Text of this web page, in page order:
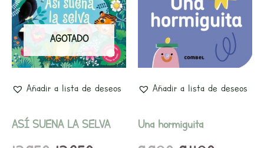
AGOTADO
Añadir a lista de deseos
ASÍ SUENA LA SELVA
original
era:
13,95€.
actual
es:
13,25€.
Añadir a lista de deseos
Una hormiguita
original
9,90€.
actual
es:
9,40€.